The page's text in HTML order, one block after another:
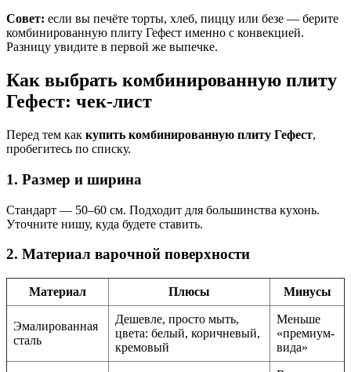
Совет: если вы печёте торты, хлеб, пиццу или безе — берите
комбинированную плиту Гефест именно с конвекцией.
Разницу увидите в первой же выпечке.
Как выбрать комбинированную плиту
Гефест: чек-лист
Перед тем как купить комбинированную плиту Гефест,
пробегитесь по списку.
1. Размер и ширина
Стандарт — 50–60 см. Подходит для большинства кухонь.
Уточните нишу, куда будете ставить.
2. Материал варочной поверхности
Материал Плюсы Минусы
Эмалированная
сталь
Дешевле, просто мыть,
цвета: белый, коричневый,
кремовый
Меньше
«премиум-
вида»